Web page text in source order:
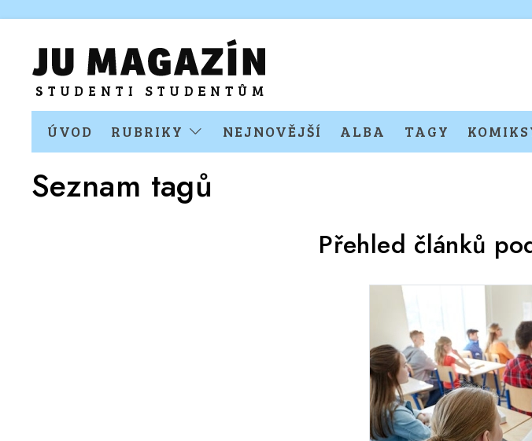
ÚVOD RUBRIKY NEJNOVĚJŠÍ ALBA TAGY
Seznam tagů
Přehled článků